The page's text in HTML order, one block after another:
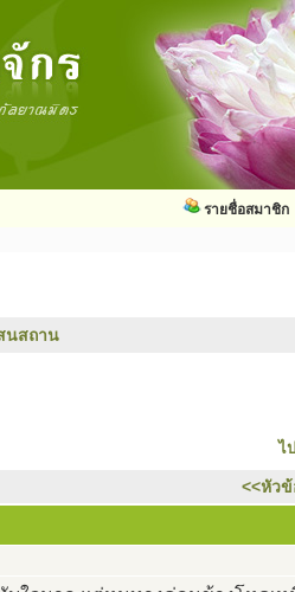
รายชื่อสมาชิก
นสถาน
ไ
<<หัว